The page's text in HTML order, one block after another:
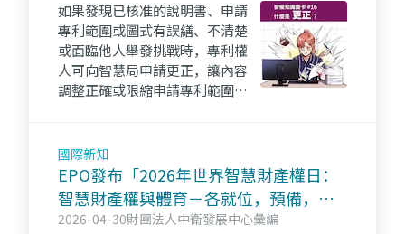
如果發現已核准的說明書、申請
專利範圍或圖式有誤繕、不清楚
或面臨他人舉發挑戰時，專利權
人可向智慧局申請更正，讓內容
調整正確或限縮申請專利範圍以
國際新知
EPO發布「2026年世界智慧財產權日：
智慧財產權與體育－各就位，預備，創
新」報導
2026-04-30財團法人中衛發展中心彙編